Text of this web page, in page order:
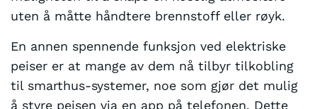
uten å måtte håndtere brennstoff eller røyk.
En annen spennende funksjon ved elektriske
peiser er at mange av dem nå tilbyr tilkobling
til smarthus-systemer, noe som gjør det mulig
å styre peisen via en app på telefonen. Dette